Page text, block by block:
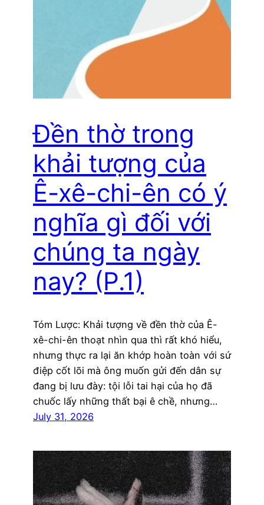
Đền thờ trong
khải tượng của
Ê-xê-chi-ên có ý
nghĩa gì đối với
chúng ta ngày
nay? (P.1)
Tóm Lược: Khải tượng về đền thờ của Ê-
xê-chi-ên thoạt nhìn qua thì rất khó hiểu,
nhưng thực ra lại ăn khớp hoàn toàn với sứ
điệp cốt lõi mà ông muốn gửi đến dân sự
đang bị lưu đày: tội lỗi tai hại của họ đã
chuốc lấy những thất bại ê chề, nhưng…
July 31, 2026